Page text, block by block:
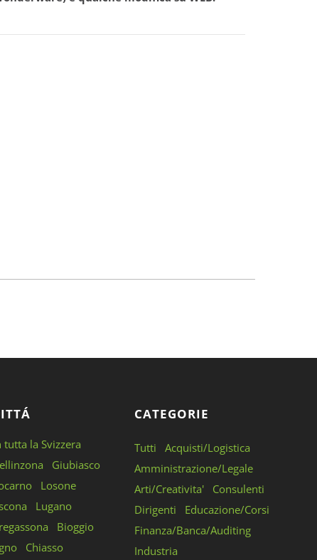
tutta la Svizzera
Giubiasco
Losone
Lugano
Bioggio
Chiasso
CATEGORIE
Tutti
Acquisti/Logistica
Amministrazione/Legale
Arti/Creativita'
Consulenti
Dirigenti
Educazione/Corsi
Finanza/Banca/Auditing
Industria